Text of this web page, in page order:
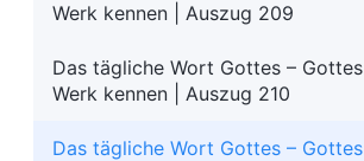
Werk kennen | Auszug 209
Das tägliche Wort Gottes – Gottes
Werk kennen | Auszug 210
Das tägliche Wort Gottes – Gottes